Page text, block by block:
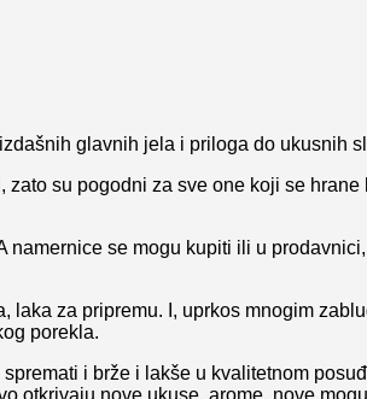
glavnih jela i priloga do ukusnih
su pogodni za sve one koji se hrane
se mogu kupiti ili u
za pripremu. I, uprkos mnogim
porekla.
i brže i lakše u kvalitetnom
otkrivaju nove ukuse, arome, nove